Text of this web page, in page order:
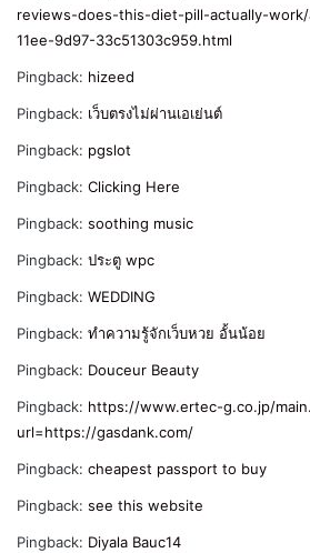
reviews-does-this-diet-pill-actually-work/
11ee-9d97-33c51303c959.html
Pingback: hizeed
Pingback: เว็บตรงไม่ผ่านเอเย่นต์
Pingback: pgslot
Pingback: Clicking Here
Pingback: soothing music
Pingback: ประตู wpc
Pingback: WEDDING
Pingback: ทำความรู้จักเว็บหวย อั้นน้อย
Pingback: Douceur Beauty
Pingback: https://www.ertec-g.co.jp/
url=https://gasdank.com/
Pingback: cheapest passport to buy
Pingback: see this website
Pingback: Diyala Bauc14